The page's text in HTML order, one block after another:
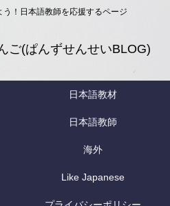
！日本語教師を応援するページ
ご(ぱんずせんせいBLOG)
日本語教材
日本語教師
海外
Like Japanese